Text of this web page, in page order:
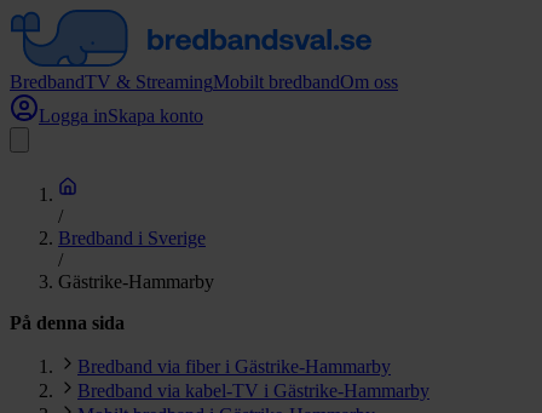
BredbandTV & StreamingMobilt bredbandOm oss
Logga inSkapa konto
/
Bredband i Sverige
/
Gästrike-Hammarby
På denna sida
Bredband via fiber i Gästrike-Hammarby
Bredband via kabel-TV i Gästrike-Hammarby